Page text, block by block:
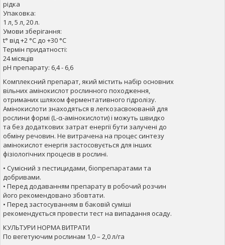
рідка
Упаковка:
1 л, 5 л, 20 л.
Умови зберігання:
t° від +2 °С до +30 °С
Термін придатності:
24 місяців
рН препарату: 6,4 - 6,6
Комплексний препарат, який містить набір основних
вільних амінокислот рослинного походження,
отриманих шляхом ферментативного гідролізу.
Амінокислоти знаходяться в легкозасвоюваній для
рослини формі (L-α-амінокислоти) і можуть швидко
та без додаткових затрат енергії бути залучені до
обміну речовин. Не витрачена на процес синтезу
амінокислот енергія застосовується для інших
фізіологічних процесів в рослині.
• Сумісний з пестицидами, біопрепаратами та
добривами.
• Перед додаванням препарату в робочий розчин
його рекомендовано збовтати.
• Перед застосуванням в баковій суміші
рекомендується провести тест на випадання осаду.
КУЛЬТУРИ НОРМА ВИТРАТИ
По вегетуючим рослинам 1,0 – 2,0 л/га